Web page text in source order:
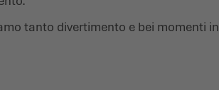
tanto divertimento e bei momenti in